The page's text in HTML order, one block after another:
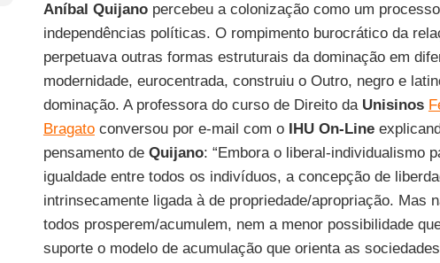
Aníbal Quijanopercebeu a colonização como um
independências políticas. O rompimento burocrático da
perpetuava outras formas estruturais da dominação em
modernidade, eurocentrada, construiu o Outro, negro e
dominação. A professora do curso de Direito da Unisinos
Bragatoconversou por e-mail com o IHU On-Line
pensamento de Quijano: “Embora o liberal-individualismo
igualdade entre todos os indivíduos, a concepção de
intrinsecamente ligada à de propriedade/apropriação. Mas
todos prosperem/acumulem, nem a menor possibilidade
suporte o modelo de acumulação que orienta as